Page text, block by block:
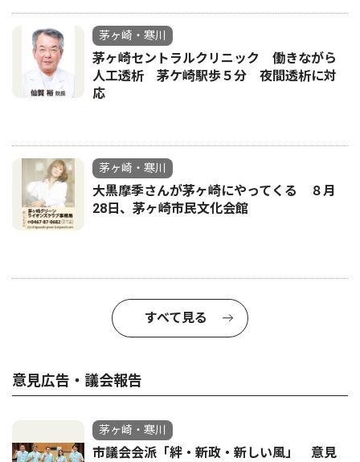
茅ヶ崎・寒川
茅ヶ崎セントラルクリニック 働きながら
人工透析 茅ケ崎駅歩５分 夜間透析に対
応
茅ヶ崎・寒川
大黒摩季さんが茅ヶ崎にやってくる ８月
28日、茅ヶ崎市民文化会館
すべて見る
意見広告・議会報告
茅ヶ崎・寒川
市議会会派「絆・新政・新しい風」 意見